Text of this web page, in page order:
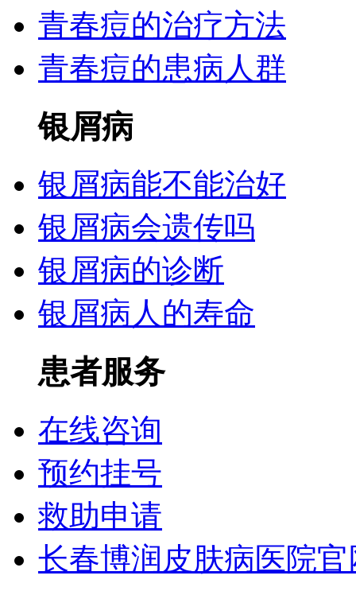
青春痘的治疗方法
青春痘的患病人群
银屑病
银屑病能不能治好
银屑病会遗传吗
银屑病的诊断
银屑病人的寿命
患者服务
在线咨询
预约挂号
救助申请
长春博润皮肤病医院官